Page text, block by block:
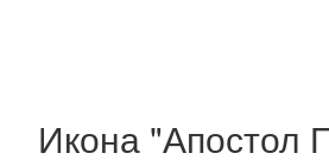
Икона "Апостол